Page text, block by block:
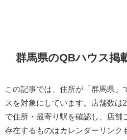
群馬県のQBハウス掲
この記事では、住所が「群馬県」
スを対象にしています。店舗数は
で住所・最寄り駅を確認し、店舗
存在するものはカレンダーリンク